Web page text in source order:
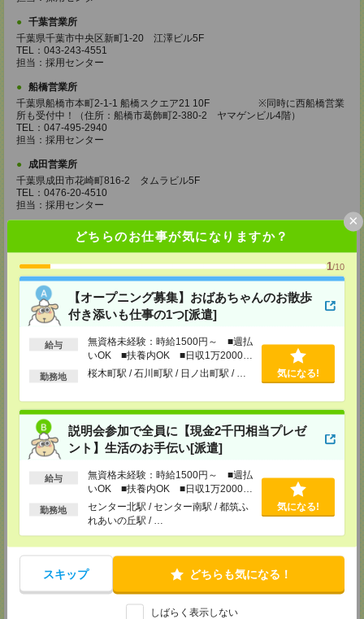
どちらのお仕事が気になりますか？
1/10
【オープニング募集】おばあちゃんのお散歩
付き添いも仕事の1つ[派遣]
給与
無資格未経験：時給1500円～ ■週払
いOK ■扶養内OK ■日収1万2000円
以上
勤務地 桜木町駅 / 石川町駅 / 日ノ出町駅 / … 気になる!
説明会参加で全員に【現金2千円相当プレゼ
ント】生活のお手伝い[派遣]
給与
無資格未経験：時給1500円～ ■週払
いOK ■扶養内OK ■日収1万2000円
以上
勤務地
センター北駅 / センター南駅 / 都筑ふ
れあいの丘駅 / …
気になる!
スキップ どちらも気になる！
しばらく表示しない
×
千葉営業所
千葉県千葉市中央区新町1-20 江澤ビル5F
TEL：043-243-4551
担当：採用センター
船橋営業所
千葉県船橋市本町2-1-1 船橋スクエア21 10F ※同時に西船橋営業
所も受付中！（住所：船橋市葛飾町2-380-2 ヤマゲンビル4階）
TEL：047-495-2940
担当：採用センター
成田営業所
千葉県成田市花崎町816-2 タムラビル5F
TEL：0476-20-4510
担当：採用センター
埼玉県さいたま市大宮区桜木町2-8-3 阪デンタルビル5F
担当：採用センター
川越営業所
埼玉県川越市脇田本町11-1 川越シティービル6F
TEL：049-238-7117
担当：採用センター
埼玉県越谷市南越谷1-16-8 イーストサンビル5 5F
担当：採用センター
錦糸町営業所
東京都墨田区江東橋4-19-3 錦糸町ミハマビル 3F
TEL：03-5669-4522
東京都新宿区西新宿1-8-1 新宿ビルディング5Ｆ
TEL：03-6911-4510
東京都立川市曙町2-31-15 日住金立川ビル3F
TEL：042-540-7331
担当：採用センター